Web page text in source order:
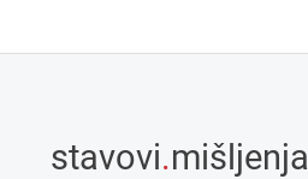
stavovi.mišljenja